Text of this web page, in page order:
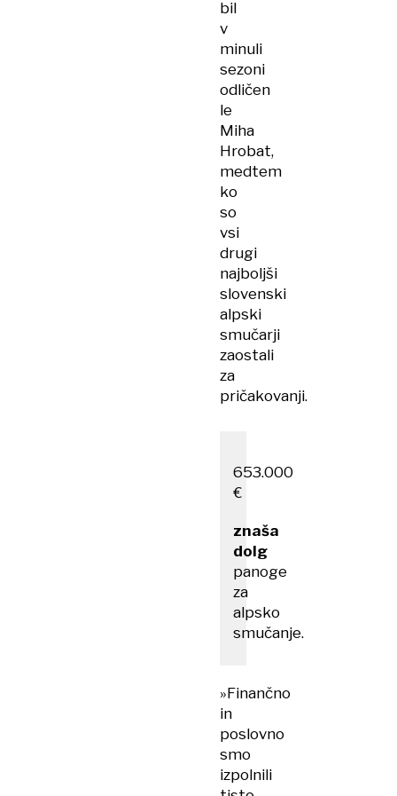
bil
v
minuli
sezoni
odličen
le
Miha
Hrobat,
medtem
ko
so
vsi
drugi
najboljši
slovenski
alpski
smučarji
zaostali
za
pričakovanji.
653.000
€
znaša
dolg
panoge
za
alpsko
smučanje.
»Finančno
in
poslovno
smo
izpolnili